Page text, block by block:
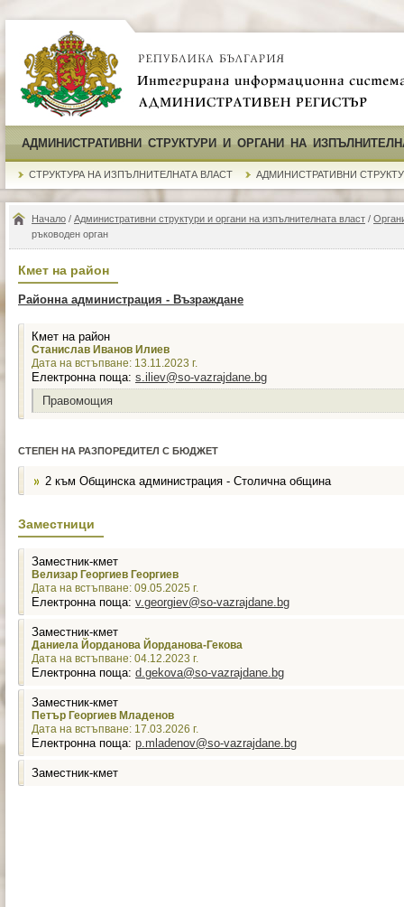
АДМИНИСТРАТИВНИ СТРУКТУРИ И ОРГАНИ НА
СТРУКТУРА НА ИЗПЪЛНИТЕЛНАТА ВЛАСТ АДМИНИСТРАТИВНИ
Начало / Административни структури и органи на изпълнителната власт /
ръководен орган
Кмет на район
Районна администрация - Възраждане
Кмет на район
Станислав Иванов Илиев
Дата на встъпване: 13.11.2023 г.
Електронна поща: s.iliev@so-vazrajdane.bg
Правомощия
СТЕПЕН НА РАЗПОРЕДИТЕЛ С БЮДЖЕТ
2 към Общинска администрация - Столична община
Заместници
Заместник-кмет
Велизар Георгиев Георгиев
Дата на встъпване: 09.05.2025 г.
Електронна поща: v.georgiev@so-vazrajdane.bg
Заместник-кмет
Даниела Йорданова Йорданова-Гекова
Дата на встъпване: 04.12.2023 г.
Електронна поща: d.gekova@so-vazrajdane.bg
Заместник-кмет
Петър Георгиев Младенов
Дата на встъпване: 17.03.2026 г.
Електронна поща: p.mladenov@so-vazrajdane.bg
Заместник-кмет